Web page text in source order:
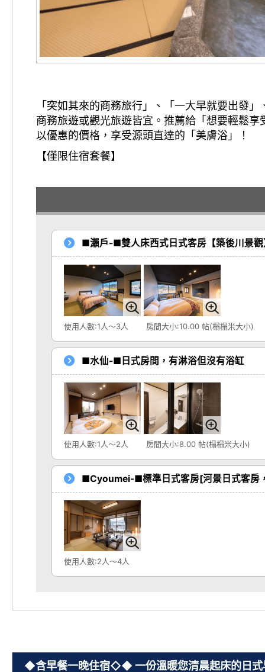
「突如其來的商務旅行」、「一大早就要出發
商務旅遊或觀光旅遊皆宜。推薦給「想要輕鬆享
以優惠的價格，享受源頭直達的「美膚浴」！
【僅限住宿套餐】
■瀨戶-■雙人床西式日式客房【築後川景觀
使用人數:1人～3人 房間大小:10.00 帖(榻榻米大小)
■水仙-■日式房間，有淋浴但沒有浴缸
使用人數:1人～2人 房間大小:8.00 帖(榻榻米大小)
■Cyoumei-■標準日式客房[河景日式客房
使用人數:2人～4人
◆含早餐一晚住宿◇◆ 一份溫暖您清晨起床的日式